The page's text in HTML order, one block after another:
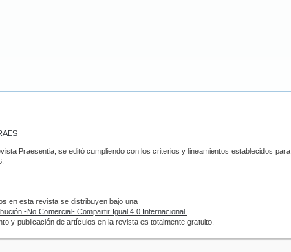
Praesentia, se editó cumpliendo con los criterios y lineamientos establecidos para
en esta revista se distribuyen bajo una
-No Comercial- Compartir Igual 4.0 Internacional.
y publicación de artículos en la revista es totalmente gratuito.